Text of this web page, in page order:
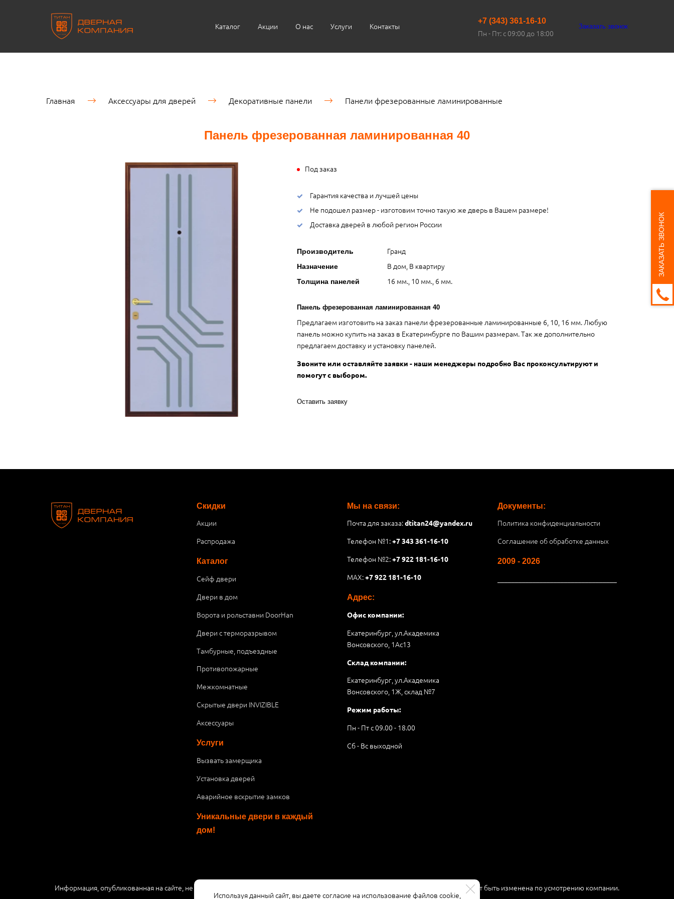
Каталог Акции О нас Услуги Контакты
+7 (343) 361-16-10
Пн - Пт: с 09:00 до 18:00
Заказать звонок
Используя данный сайт, вы даете согласие на использование файлов cookie,
Главная Аксессуары для дверей Декоративные панели Панели фрезерованные ламинированные
Панель фрезерованная ламинированная 40
Под заказ
Гарантия качества и лучшей цены
Не подошел размер - изготовим точно такую же дверь в Вашем размере!
Доставка дверей в любой регион России
Производитель Гранд
Назначение В дом, В квартиру
Толщина панелей 16 мм., 10 мм., 6 мм.
Панель фрезерованная ламинированная 40
Предлагаем изготовить на заказ панели фрезерованные ламинированные 6, 10, 16 мм. Любую
панель можно купить на заказ в Екатеринбурге по Вашим размерам. Так же дополнительно
предлагаем доставку и установку панелей.
Звоните или оставляйте заявки - наши менеджеры подробно Вас проконсультируют и
помогут с выбором.
Оставить заявку
Скидки
Акции
Распродажа
Каталог
Сейф двери
Двери в дом
Ворота и рольставни DoorHan
Двери с терморазрывом
Тамбурные, подъездные
Противопожарные
Межкомнатные
Скрытые двери INVIZIBLE
Аксессуары
Услуги
Вызвать замерщика
Установка дверей
Аварийное вскрытие замков
Уникальные двери в каждый
дом!
Мы на связи:
Почта для заказа:dtitan24@yandex.ru
Телефон №1:+7 343 361-16-10
Телефон №2:+7 922 181-16-10
MAX:+7 922 181-16-10
Адрес:
Офис компании:
Екатеринбург, ул.Академика
Вонсовского, 1Аc13
Склад компании:
Екатеринбург, ул.Академика
Вонсовского, 1Ж, склад №7
Режим работы:
Пн - Пт с 09.00 - 18.00
Сб - Вс выходной
Документы:
Политика конфиденциальности
Соглашение об обработке данных
2009 - 2026
Информация, опубликованная на сайте, не является публичной офертой или рекламой, а носит информационный характер и может быть изменена по усмотрению компании.
ЗАКАЗАТЬ ЗВОНОК